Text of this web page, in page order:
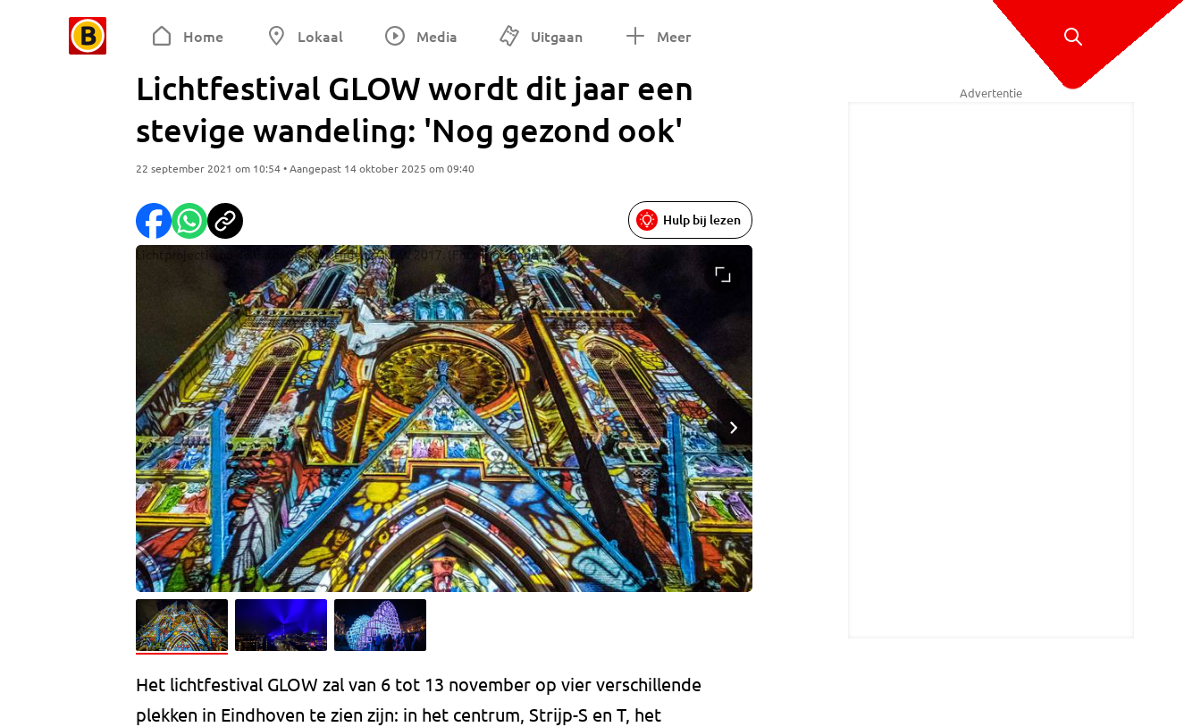
Home Lokaal Media Uitgaan Meer
Lichtfestival GLOW wordt dit jaar een
stevige wandeling: 'Nog gezond ook'
22 september 2021 om 10:54 • Aangepast 14 oktober 2025 om 09:40
Lichtprojectie op de Catharinakerk tijdens GLOW 2017. (Foto: Rob Engelaar)
Hulp bij lezen
Het lichtfestival GLOW zal van 6 tot 13 november op vier verschillende
plekken in Eindhoven te zien zijn: in het centrum, Strijp-S en T, het
Advertentie